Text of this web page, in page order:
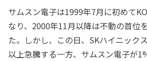
サムスン電子は1999年7月に初めて
なり、2000年11月以降は不動の首位
た。しかし、この日、SKハイニック
以上急騰する一方、サムスン電子が